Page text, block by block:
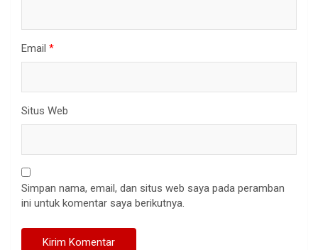
Email *
Situs Web
Simpan nama, email, dan situs web saya pada peramban
ini untuk komentar saya berikutnya.